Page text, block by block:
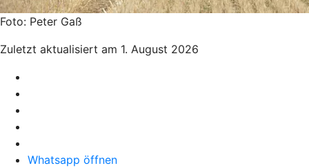
Foto: Peter Gaß
Zuletzt aktualisiert am 1. August 2026
Whatsapp öffnen